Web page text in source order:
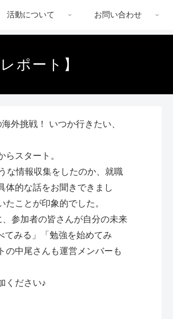
活動について お問い合わせ
ポート】
外挑戦！ いつか行きたい、
スタート。
な情報収集をしたのか、就職
体的な話をお聞きできまし
ことが印象的でした。
参加者の皆さんが自分の未来
てみる」「勉強を始めてみ
の中尾さんも運営メンバーも
ください♪